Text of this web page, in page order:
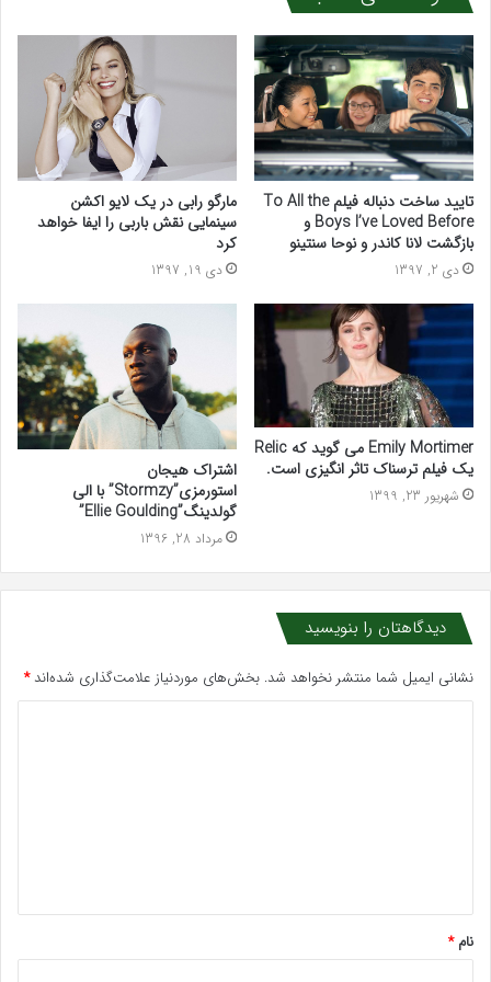
تایید ساخت دنباله فیلم To All the
Boys I’ve Loved Before و
بازگشت لانا کاندر و نوحا سنتینو
دی 2, 1397
مارگو رابی در یک لایو اکشن
سینمایی نقش باربی را ایفا خواهد
کرد
دی 19, 1397
Emily Mortimer می گوید که Relic
یک فیلم ترسناک تاثر انگیزی است.
شهریور 23, 1399
اشتراک هیجان
استورمزی”Stormzy” با الی
گولدینگ”Ellie Goulding”
مرداد 28, 1396
دیدگاهتان را بنویسید
نشانی ایمیل شما منتشر نخواهد شد. بخش‌های موردنیاز علامت‌گذاری شده‌اند*
*
نام*